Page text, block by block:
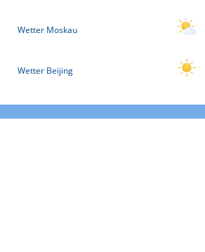
Wetter Moskau
Wetter Beijing